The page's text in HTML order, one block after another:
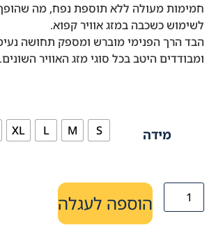
חמימות מעולה ללא תוספת נפח, מה
לשימוש כשכבה במזג אוויר קפוא.
הבד הרך הפנימי מוברש ומספק תחושה
ומבודדים היטב בכל סוגי מזג האוויר השונים.
מידה S
M
L
XL
הוספה לעגלה